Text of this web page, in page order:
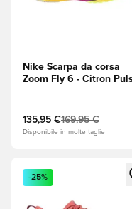
Nike Scarpa da corsa
Zoom Fly 6 - Citron
135,95 €169,95 €
Disponibile in molte taglie
Apre una finestra
-25%